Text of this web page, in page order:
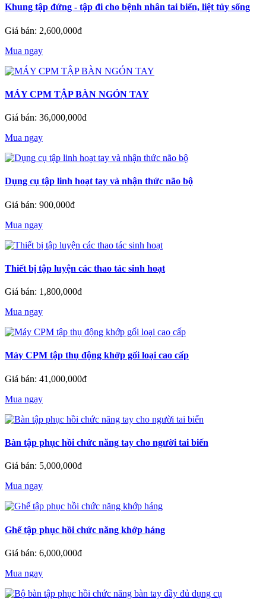
Khung tập đứng - tập đi cho bệnh nhân tai biến, liệt tủy sống
Giá bán: 2,600,000đ
Mua ngay
MÁY CPM TẬP BÀN NGÓN TAY
Giá bán: 36,000,000đ
Mua ngay
Dụng cụ tập linh hoạt tay và nhận thức não bộ
Giá bán: 900,000đ
Mua ngay
Thiết bị tập luyện các thao tác sinh hoạt
Giá bán: 1,800,000đ
Mua ngay
Máy CPM tập thụ động khớp gối loại cao cấp
Giá bán: 41,000,000đ
Mua ngay
Bàn tập phục hồi chức năng tay cho người tai biến
Giá bán: 5,000,000đ
Mua ngay
Ghế tập phục hồi chức năng khớp háng
Giá bán: 6,000,000đ
Mua ngay